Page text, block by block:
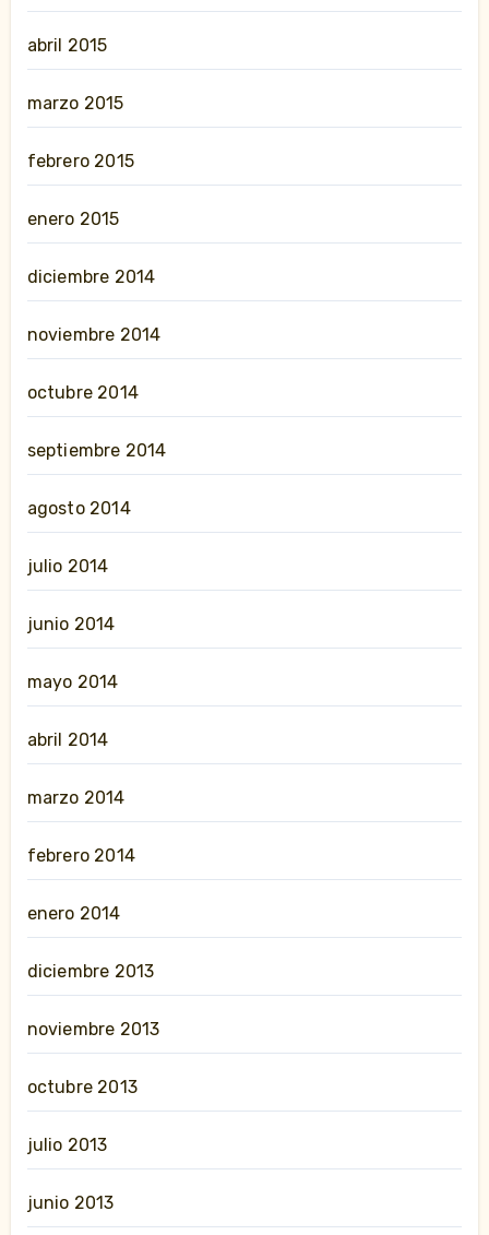
abril 2015
marzo 2015
febrero 2015
enero 2015
diciembre 2014
noviembre 2014
octubre 2014
septiembre 2014
agosto 2014
julio 2014
junio 2014
mayo 2014
abril 2014
marzo 2014
febrero 2014
enero 2014
diciembre 2013
noviembre 2013
octubre 2013
julio 2013
junio 2013